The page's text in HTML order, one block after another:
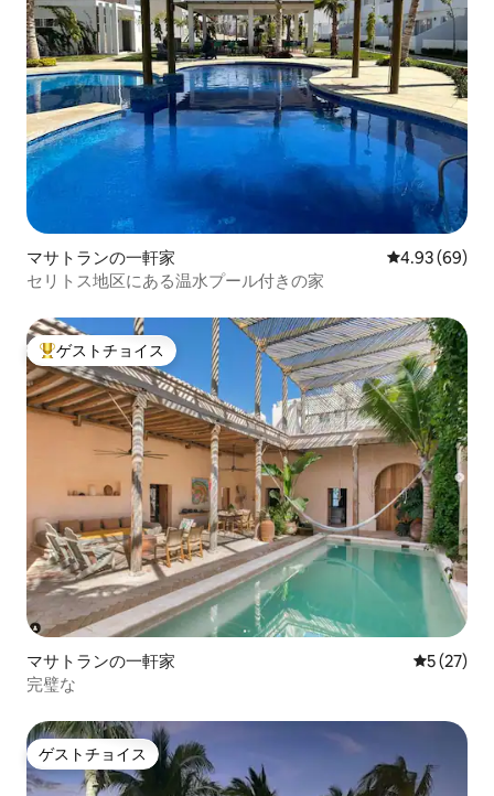
マサトランの一軒家 レビュー69
4.93 (69)
セリトス地区にある温水プール付きの家
大好評のゲストチョイスです。
ゲストチョイス
マサトランの一軒家 レビュー
5 (27)
完璧な
ゲストチョイス
ゲストチョイス